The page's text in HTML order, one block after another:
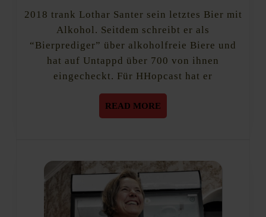
2018 trank Lothar Santer sein letztes Bier mit
Alkohol. Seitdem schreibt er als
“Bierprediger” über alkoholfreie Biere und
hat auf Untappd über 700 von ihnen
eingecheckt. Für HHopcast hat er
READ MORE
MORE